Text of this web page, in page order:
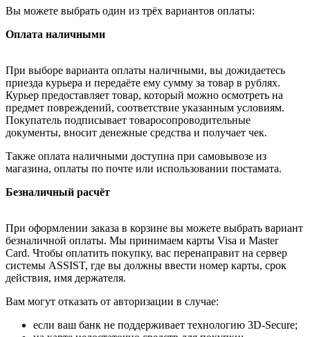
Вы можете выбрать один из трёх вариантов оплаты:
Оплата наличными
При выборе варианта оплаты наличными, вы дожидаетесь
приезда курьера и передаёте ему сумму за товар в рублях.
Курьер предоставляет товар, который можно осмотреть на
предмет повреждений, соответствие указанным условиям.
Покупатель подписывает товаросопроводительные
документы, вносит денежные средства и получает чек.
Также оплата наличными доступна при самовывозе из
магазина, оплаты по почте или использовании постамата.
Безналичный расчёт
При оформлении заказа в корзине вы можете выбрать вариант
безналичной оплаты. Мы принимаем карты Visa и Master
Card. Чтобы оплатить покупку, вас перенаправит на сервер
системы ASSIST, где вы должны ввести номер карты, срок
действия, имя держателя.
Вам могут отказать от авторизации в случае:
если ваш банк не поддерживает технологию 3D-Secure;